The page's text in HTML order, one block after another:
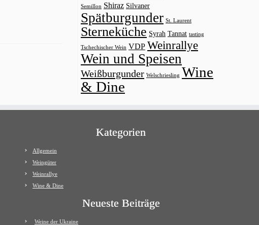
Semillon Shiraz Silvaner
Spätburgunder St. Laurent
Sterneküche Syrah Tannat tasting
Tschechischer Wein VDP Weinrallye
Wein und Speisen
Weißburgunder Welschriesling Wine
& Dine
Kategorien
Allgemein
Weingüter
Weinrallye
Wine & Dine
Neueste Beiträge
Weine der Ukraine